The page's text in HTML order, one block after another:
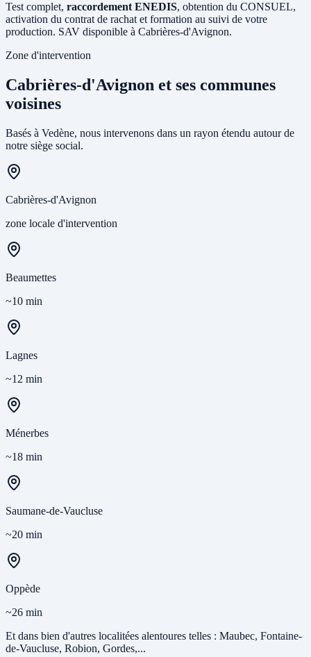
Test complet, raccordement ENEDIS, obtention du CONSUEL,
activation du contrat de rachat et formation au suivi de votre
production. SAV disponible à Cabrières-d'Avignon.
Zone d'intervention
Cabrières-d'Avignon et ses communes
voisines
Basés à Vedène, nous intervenons dans un rayon étendu autour de
notre siège social.
Cabrières-d'Avignon
zone locale d'intervention
Beaumettes
~10 min
Lagnes
~12 min
Ménerbes
~18 min
Saumane-de-Vaucluse
~20 min
Oppède
~26 min
Et dans bien d'autres localitées alentoures telles : Maubec, Fontaine-
de-Vaucluse, Robion, Gordes,...